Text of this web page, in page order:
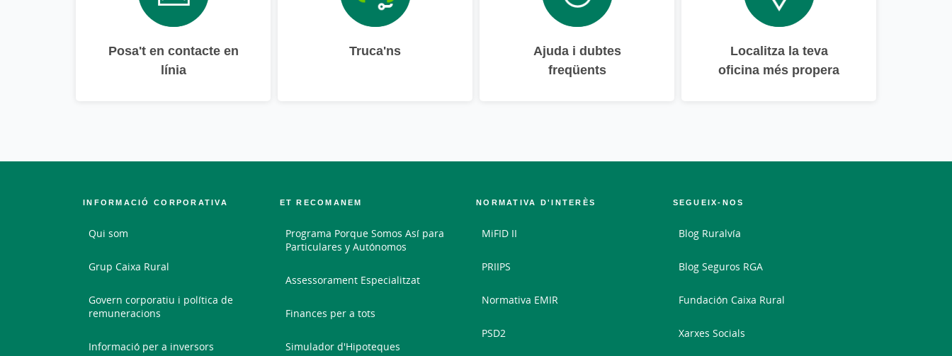
Posa't en contacte en
línia
Truca'ns
Ajuda i dubtes
freqüents
Localitza la teva
oficina més propera
INFORMACIÓ CORPORATIVA
Qui som
Grup Caixa Rural
Govern corporatiu i política de
remuneracions
Informació per a inversors
ET RECOMANEM
Programa Porque Somos Así para
Particulares y Autónomos
Assessorament Especialitzat
Finances per a tots
Simulador d'Hipoteques
NORMATIVA D'INTERÈS
MiFID II
PRIIPS
Normativa EMIR
PSD2
SEGUEIX-NOS
Blog Ruralvía
Blog Seguros RGA
Fundación Caixa Rural
Xarxes Socials